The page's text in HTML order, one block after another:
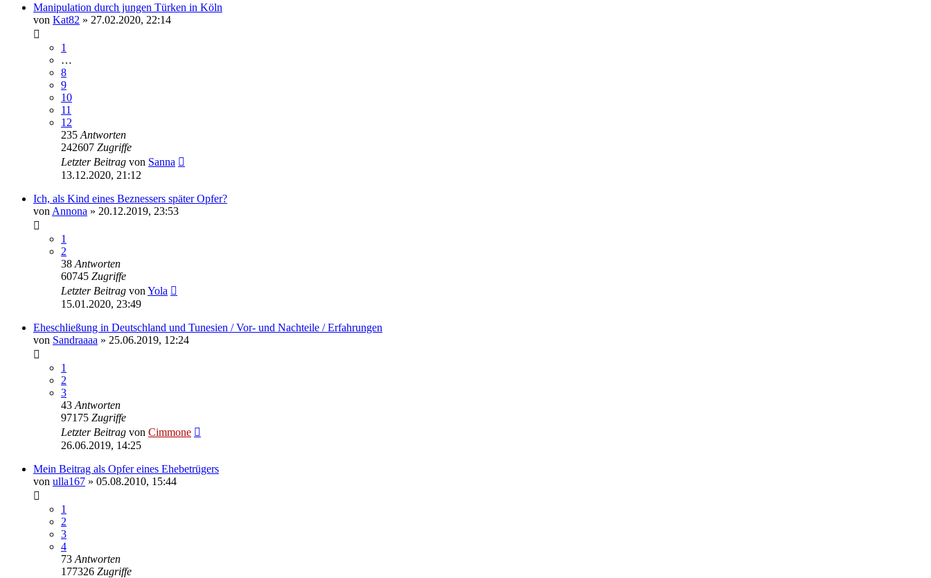
Manipulation durch jungen Türken in Köln
von Kat82 » 27.02.2020, 22:14
1
…
8
9
10
11
12
235 Antworten
242607 Zugriffe
Letzter Beitrag von Sanna
13.12.2020, 21:12
Ich, als Kind eines Beznessers später Opfer?
von Annona » 20.12.2019, 23:53
1
2
38 Antworten
60745 Zugriffe
Letzter Beitrag von Yola
15.01.2020, 23:49
Eheschließung in Deutschland und Tunesien / Vor- und Nachteile / Erfahrungen
von Sandraaaa » 25.06.2019, 12:24
1
2
3
43 Antworten
97175 Zugriffe
Letzter Beitrag von Cimmone
26.06.2019, 14:25
Mein Beitrag als Opfer eines Ehebetrügers
von ulla167 » 05.08.2010, 15:44
1
2
3
4
73 Antworten
177326 Zugriffe